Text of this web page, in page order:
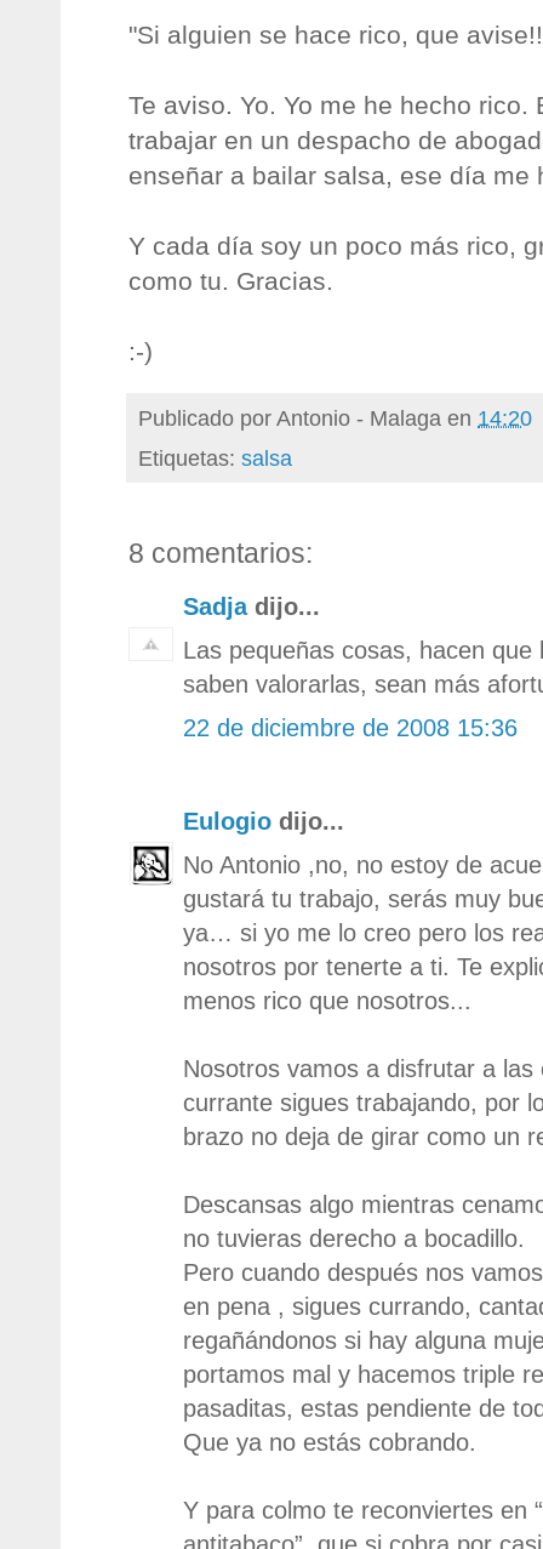
"Si alguien se hace rico, que
Te aviso. Yo. Yo me he hecho rico.
trabajar en un despacho de
enseñar a bailar salsa, ese día me
Y cada día soy un poco más rico,
como tu. Gracias.
:-)
Publicado porAntonio - Malaga en 14:20
Etiquetas: salsa
8 comentarios:
Sadjadijo...
Las pequeñas cosas, hacen que
saben valorarlas, sean más
22 de diciembre de 2008 15:36
Eulogio dijo...
No Antonio ,no, no estoy de
gustará tu trabajo, serás muy
ya… si yo me lo creo pero los
nosotros por tenerte a ti. Te
menos rico que nosotros...
Nosotros vamos a disfrutar a las
currante sigues trabajando, por
brazo no deja de girar como un
Descansas algo mientras
no tuvieras derecho a bocadillo.
Pero cuando después nos
en pena , sigues currando,
regañándonos si hay alguna
portamos mal y hacemos triple
pasaditas, estas pendiente de
Que ya no estás cobrando.
Y para colmo te reconviertes en